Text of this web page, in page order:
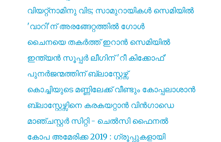
വിയറ്റ്നാമിനു വിട; സാമുറായികൾ സെമിയിൽ
'വാറി'ന് അരങ്ങേറ്റത്തിൽ ഗോൾ
ചൈനയെ തകർത്ത് ഇറാൻ സെമിയിൽ
ഇന്ത്യൻ സൂപ്പർ ലീഗിന് 'റീ കിക്കോഫ്'
പുനർജന്മത്തിന് ബ്ലാസ്റ്റേഴ്സ്
കൊച്ചിയുടെ മണ്ണിലേക്ക് വീണ്ടും കോപ്പലാശാൻ
ബ്ലാസ്റ്റേഴ്സിനെ കരകയറ്റാൻ വിൻഗാഡെ
മാഞ്ചസ്റ്റർ സിറ്റി - ചെൽസി ഫൈനൽ
കോപ അമേരിക്ക 2019 : ഗ്രൂപ്പുകളായി